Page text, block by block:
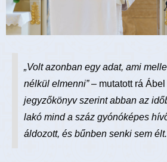
„Volt azonban egy adat, ami
nélkül elmenni”– mutatott rá Ábel
jegyzőkönyv szerint abban az
lakó mind a száz gyónóképes
áldozott, és bűnben senki sem